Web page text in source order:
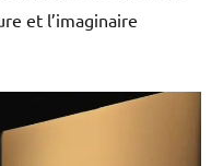
et l’imaginaire